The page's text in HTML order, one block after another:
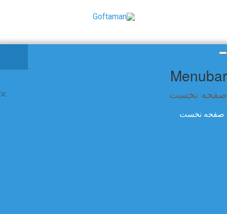
Menubar
× صفحه نخست
صفحه نخست